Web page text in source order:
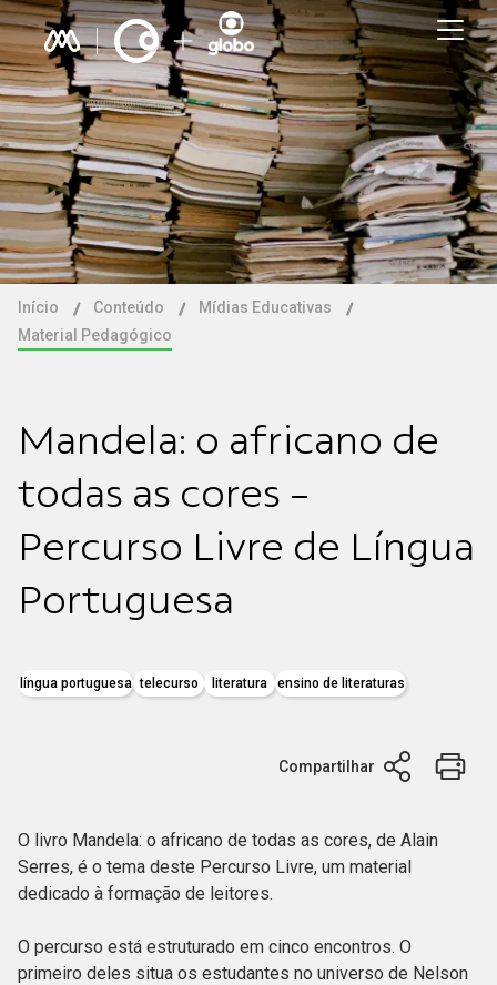
Início Conteúdo
Mídias Educativas
Material Pedagógico
Mandela: o africano de
todas as cores -
Percurso Livre de Língua
Portuguesa
língua portuguesa telecurso literatura ensino de literaturas
Compartilhar
O livro Mandela: o africano de todas as cores, de Alain
Serres, é o tema deste Percurso Livre, um material
dedicado à formação de leitores.
O percurso está estruturado em cinco encontros. O
primeiro deles situa os estudantes no universo de Nelson